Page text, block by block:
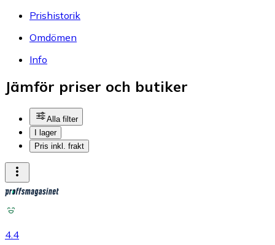
Prishistorik
Omdömen
Info
Jämför priser och butiker
Alla filter
I lager
Pris inkl. frakt
4.4